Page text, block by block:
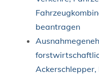
beantragen
Ackerschlepper,